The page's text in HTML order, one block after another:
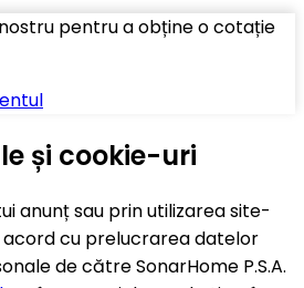
pentru a obține o cotație
și cookie-uri
anunț sau prin utilizarea site-
acord cu prelucrarea datelor
de către SonarHome P.S.A.